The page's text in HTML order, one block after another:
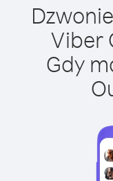
Viber
Gdy